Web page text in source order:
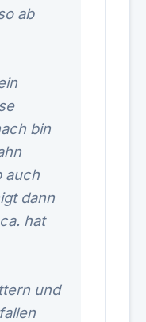
ab
bin
auch
dann
hat
und